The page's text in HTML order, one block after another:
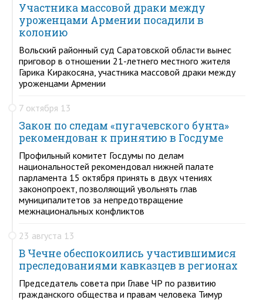
Участника массовой драки между
уроженцами Армении посадили в
колонию
Вольский районный суд Саратовской области вынес
приговор в отношении 21-летнего местного жителя
Гарика Киракосяна, участника массовой драки между
уроженцами Армении
7 октября 13
Закон по следам «пугачевского бунта»
рекомендован к принятию в Госдуме
Профильный комитет Госдумы по делам
национальностей рекомендовал нижней палате
парламента 15 октября принять в двух чтениях
законопроект, позволяющий увольнять глав
муниципалитетов за непредотвращение
межнациональных конфликтов
23 августа 13
В Чечне обеспокоились участившимися
преследованиями кавказцев в регионах
Председатель совета при Главе ЧР по развитию
гражданского общества и правам человека Тимур